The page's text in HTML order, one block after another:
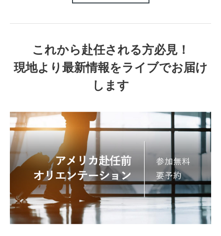
これから赴任される方必見！
現地より最新情報をライブでお届け
します